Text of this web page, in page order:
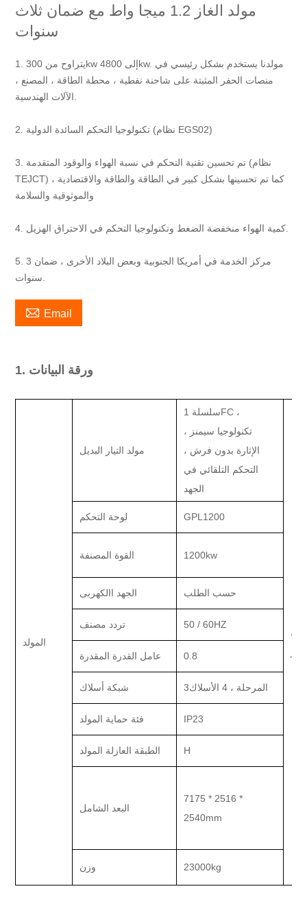
مولد الغاز 1.2 ميجا واط مع ضمان ثلاث
سنوات
1. يتراوح من 300kw إلى 4800kw. مولدنا يستخدم بشكل رئيسي في
منصات الحفر المثبتة على شاحنة نفطية ، محطة الطاقة ، المصنع ،
2. تكنولوجيا التحكم السائدة الدولية (نظام EGS02)
3. تم تحسين تقنية التحكم في نسبة الهواء والوقود المتقدمة (نظام
TEJCT) ، كما تم تحسينها بشكل كبير في الطاقة والطاقة والاقتصادية
والموثوقية والسلامة
5. مركز الخدمة في أمريكا الجنوبية وبعض البلاد الأخرى ، ضمان 3
 Email
1. ورقة البيانات
المولد
مولد التيار البديل
سلسلة 1FC ،
تكنولوجيا سيمنز ،
الإثارة بدون فرش ،
التحكم التلقائي في
الجهد
لوحة التحكم GPL1200
القوة المصنفة 1200kw
الجهد االكهربى حسب الطلب
تردد مصنف 50 / 60HZ
عامل القدرة المقدرة 0.8
شبكة أسلاك 3المرحلة ، 4 الأسلاك
فئة حماية المولد IP23
الطبقة العازلة المولد H
البعد الشامل
7175 * 2516 *
2540mm
وزن 23000kg